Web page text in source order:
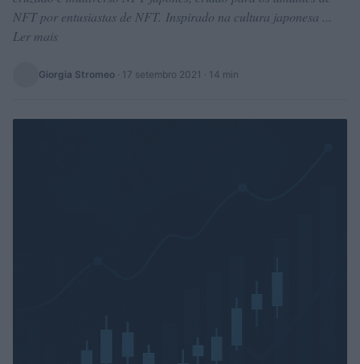
NFT por entusiastas de NFT. Inspirado na cultura japonesa ...
Ler mais
Giorgia Stromeo · 17 setembro 2021 · 14 min